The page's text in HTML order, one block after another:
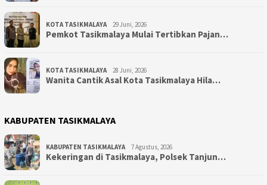
KOTA TASIKMALAYA 29 Juni, 2026
Pemkot Tasikmalaya Mulai Tertibkan Pajan…
KOTA TASIKMALAYA 28 Juni, 2026
Wanita Cantik Asal Kota Tasikmalaya Hila…
KABUPATEN TASIKMALAYA
KABUPATEN TASIKMALAYA 7 Agustus, 2026
Kekeringan di Tasikmalaya, Polsek Tanjun…